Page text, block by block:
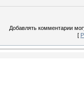
Добавлять комментарии
[